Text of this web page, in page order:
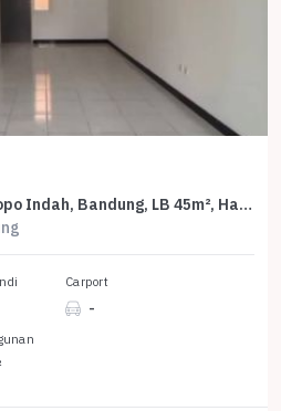
Rumah Dijual di Taman Kopo Indah, Bandung, LB 45m², Harga Terbaik!
Carport
-